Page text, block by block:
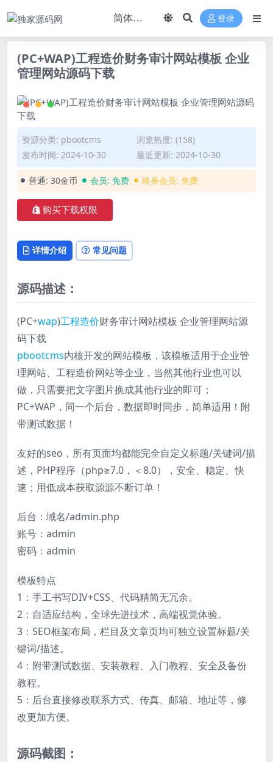
登录
(PC+WAP)工程造价财务审计网站模板 企业
管理网站源码下载
资源分类: pbootcms
浏览热度: (158)
发布时间: 2024-10-30
最近更新: 2024-10-30
普通: 30金币 会员: 免费 终身会员: 免费
购买下载权限
详情介绍 常见问题
源码描述：
(PC+wap)工程造价财务审计网站模板 企业管理网站源
码下载
pbootcms内核开发的网站模板，该模板适用于企业管
理网站、工程造价网站等企业，当然其他行业也可以
做，只需要把文字图片换成其他行业的即可；
PC+WAP，同一个后台，数据即时同步，简单适用！附
带测试数据！
友好的seo，所有页面均都能完全自定义标题/关键词/描
述，PHP程序（php≥7.0，＜8.0），安全、稳定、快
速；用低成本获取源源不断订单！
后台：域名/admin.php
账号：admin
密码：admin
模板特点
1：手工书写DIV+CSS、代码精简无冗余。
2：自适应结构，全球先进技术，高端视觉体验。
3：SEO框架布局，栏目及文章页均可独立设置标题/关
键词/描述。
4：附带测试数据、安装教程、入门教程、安全及备份
教程。
5：后台直接修改联系方式、传真、邮箱、地址等，修
改更加方便。
源码截图：